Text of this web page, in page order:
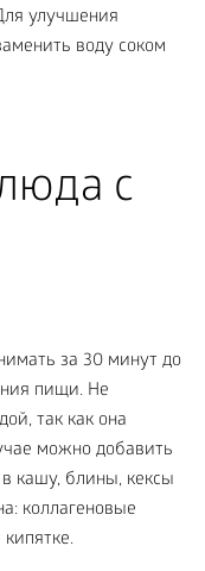
улучшения
воду соком
с
за 30 минут до
пищи. Не
так как она
можно добавить
кашу, блины, кексы
коллагеновые